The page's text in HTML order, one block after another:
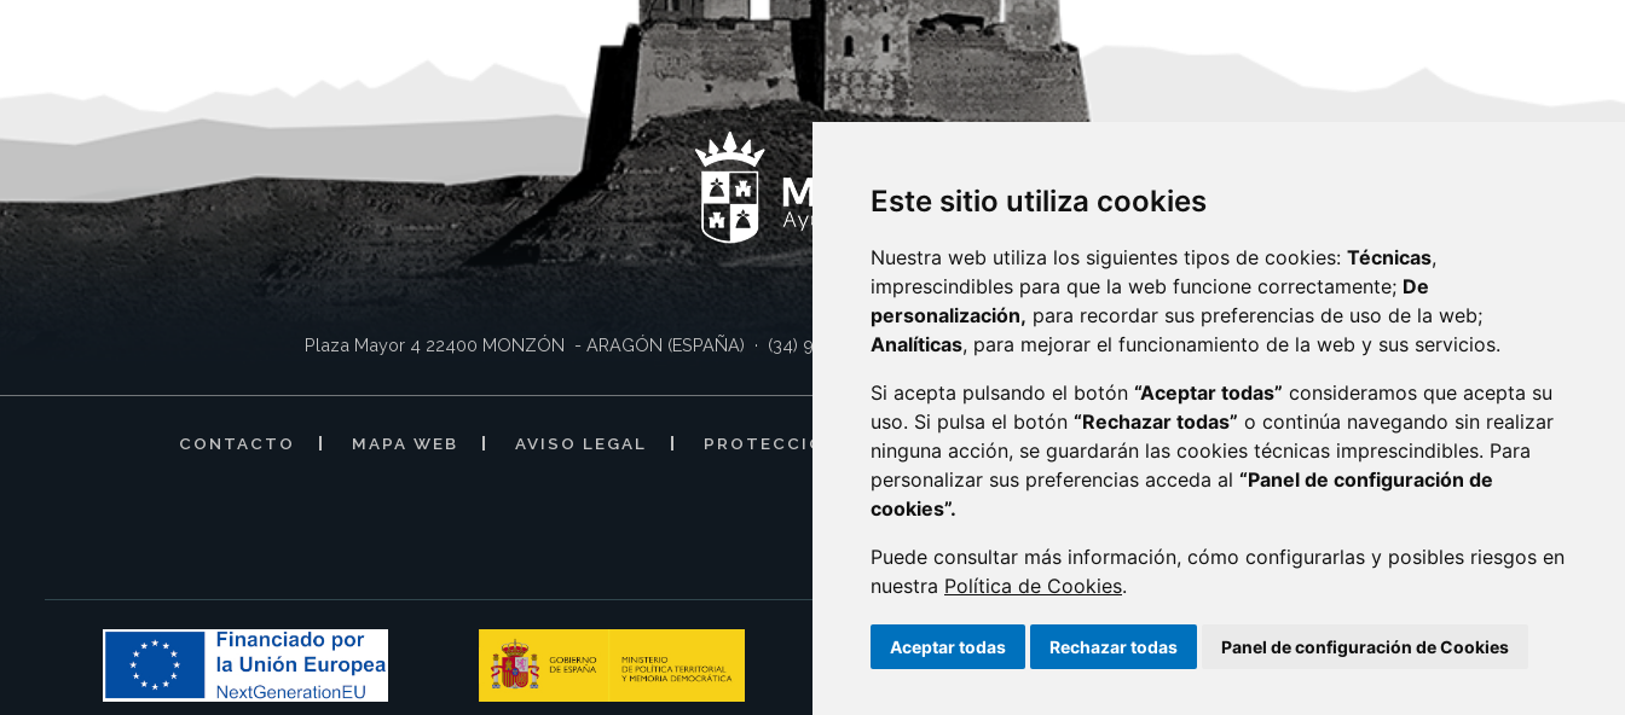
Este sitio utiliza cookies
Nuestra web utiliza los siguientes tipos de cookies: Técnicas,
imprescindibles para que la web funcione correctamente; De
personalización, para recordar sus preferencias de uso de la web;
Analíticas, para mejorar el funcionamiento de la web y sus servicios.
Si acepta pulsando el botón “Aceptar todas” consideramos que acepta su
uso. Si pulsa el botón “Rechazar todas” o continúa navegando sin realizar
ninguna acción, se guardarán las cookies técnicas imprescindibles. Para
personalizar sus preferencias acceda al “Panel de configuración de
cookies”.
Puede consultar más información, cómo configurarlas y posibles riesgos en
nuestra Política de Cookies.
Aceptar todas Rechazar todas Panel de configuración de Cookies
Plaza Mayor 4 22400 MONZÓN - ARAGÓN (ESPAÑA) · (34) 974 400 700 ·sac@monzon.es monzon.es
CONTACTO MAPA WEB AVISO LEGAL PROTECCIÓN DE DATOS POLÍTICA DE COOKIES
ACCESIBILIDAD